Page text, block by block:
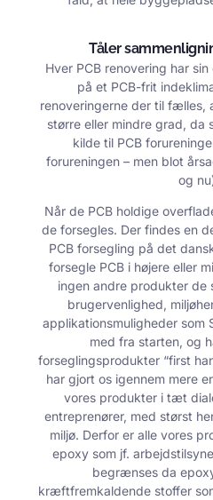
Tåler
Hver PCB renovering har
på et PCB-frit
renoveringerne der til fælles,
større eller mindre grad, da
kilde til PCB
forureningen – men blot
og
Når de PCB holdige
de forsegles. Der findes en
PCB forsegling på det
forsegle PCB i højere eller
ingen andre produkter de
brugervenlighed,
applikationsmuligheder som
med fra starten, og
forseglingsprodukter “first
har gjort os igennem mere
vores produkter i tæt
entreprenører, med størst
miljø. Derfor er alle vores
epoxy som jf.
begrænses da
kræftfremkaldende stoffer